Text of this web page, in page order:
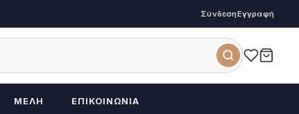
ΣύνδεσηΕγγραφή
ΜΈΛΗ ΕΠΙΚΟΙΝΩΝΊΑ